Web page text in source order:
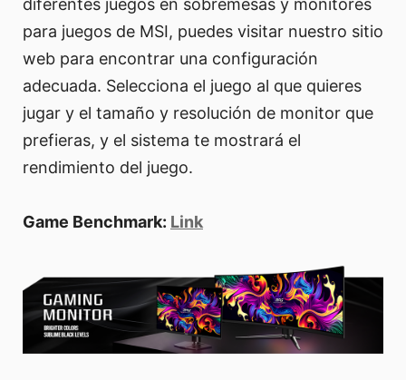
diferentes juegos en sobremesas y monitores
para juegos de MSI, puedes visitar nuestro sitio
web para encontrar una configuración
adecuada. Selecciona el juego al que quieres
jugar y el tamaño y resolución de monitor que
prefieras, y el sistema te mostrará el
rendimiento del juego.
Game Benchmark: Link